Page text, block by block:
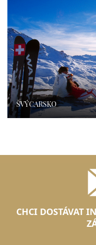
ŠVÝCARSKO
CHCI DOSTÁVAT